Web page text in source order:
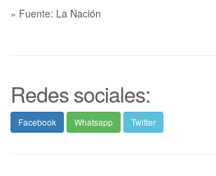
» Fuente: La Nación
Redes sociales:
Facebook Whatsapp Twitter